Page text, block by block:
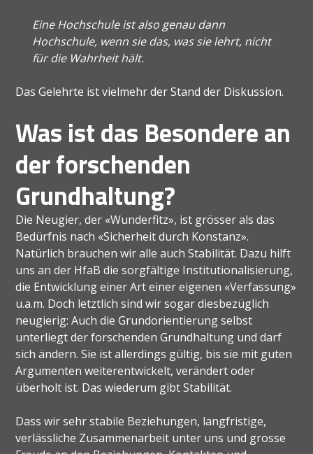
Eine Hochschule ist also genau dann
Hochschule, wenn sie das, was sie lehrt, nicht
für die Wahrheit hält.
Das Gelehrte ist vielmehr der Stand der Diskussion.
Was ist das Besondere an
der forschenden
Grundhaltung?
Die Neugier, der «Wunderfitz», ist grösser als das
Bedürfnis nach «Sicherheit durch Konstanz».
Natürlich brauchen wir alle auch Stabilität. Dazu hilft
uns an der HfaB die sorgfältige Institutionalisierung,
die Entwicklung einer Art einer eigenen «Verfassung»
u.a.m. Doch letztlich sind wir sogar diesbezüglich
neugierig: Auch die Grundorientierung selbst
unterliegt der forschenden Grundhaltung und darf
sich ändern. Sie ist allerdings gültig, bis sie mit guten
Argumenten weiterentwickelt, verändert oder
überholt ist. Das wiederum gibt Stabilität.
Dass wir sehr stabile Beziehungen, langfristige,
verlässliche Zusammenarbeit unter uns und grosse